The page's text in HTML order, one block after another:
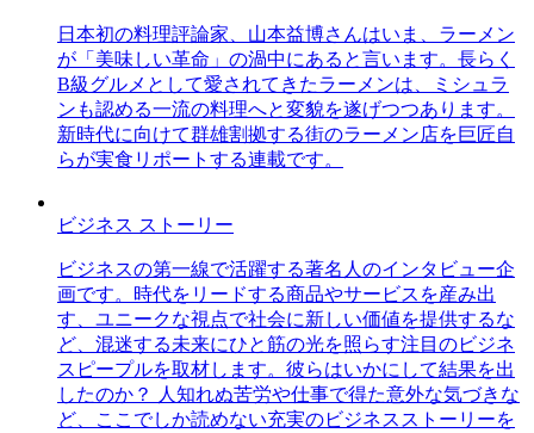
日本初の料理評論家、山本益博さんはいま、ラーメン
が「美味しい革命」の渦中にあると言います。長らく
B級グルメとして愛されてきたラーメンは、ミシュラ
ンも認める一流の料理へと変貌を遂げつつあります。
新時代に向けて群雄割拠する街のラーメン店を巨匠自
らが実食リポートする連載です。
ビジネス ストーリー
ビジネスの第一線で活躍する著名人のインタビュー企
画です。時代をリードする商品やサービスを産み出
す、ユニークな視点で社会に新しい価値を提供するな
ど、混迷する未来にひと筋の光を照らす注目のビジネ
スピープルを取材します。彼らはいかにして結果を出
したのか？ 人知れぬ苦労や仕事で得た意外な気づきな
ど、ここでしか読めない充実のビジネスストーリーを